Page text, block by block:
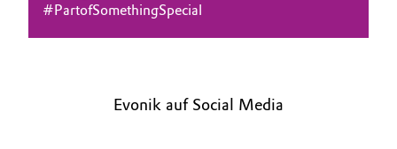
#PartofSomethingSpecial
Evonik auf Social Media